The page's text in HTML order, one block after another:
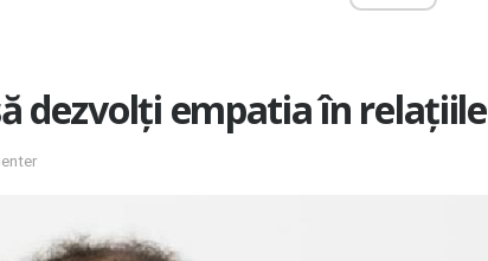
dezvolți empatia în relațiile